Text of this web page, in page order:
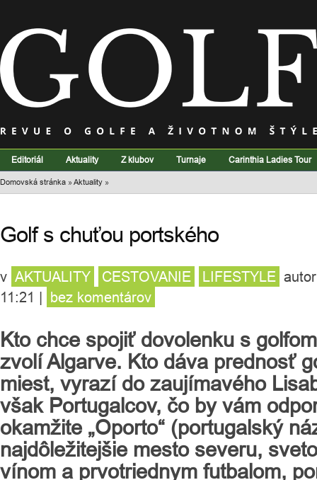
Editoriál Aktuality Z klubov Turnaje Carinthia Ladies Tour
Domovská stránka »Aktuality »
Golf s chuťou portského
v AKTUALITY CESTOVANIE LIFESTYLE
11:21 | bez komentárov
Kto chce spojiť dovolenku s
zvolí Algarve. Kto dáva prednosť
miest, vyrazí do zaujímavého
však Portugalcov, čo by vám
okamžite „Oporto“ (portugalský
najdôležitejšie mesto severu,
vínom a prvotriednym futbalom,